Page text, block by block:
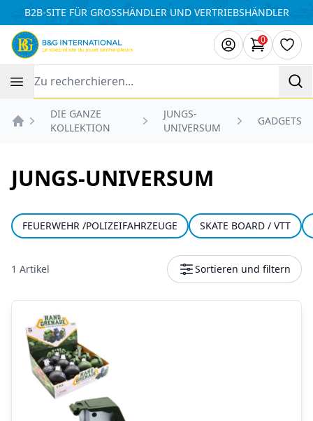
B2B-SITE FÜR GROSSHÄNDLER UND VERTRIEBSHÄNDLER
0
Artikel im
DIE GANZE
KOLLEKTION
JUNGS-
UNIVERSUM
GADGETS
JUNGS-UNIVERSUM
FEUERWEHR /POLIZEIFAHRZEUGE SKATE BOARD / VTT
1 Artikel Sortieren und filtern
Produkte
Cookie-Einstellungen